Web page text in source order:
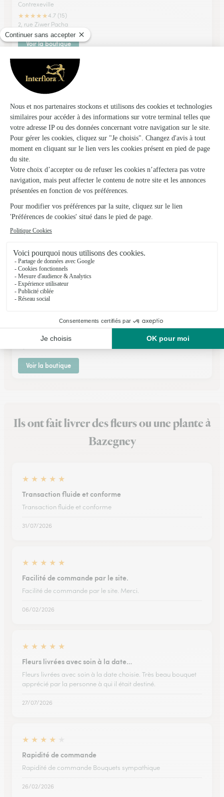
Contrexeville
★★★★★4.7 (15)
2, rue Ziwer Pacha
Voir la boutique
Un Brin D’folie
Arches
★ ★★
4.7 (60)
25 ter route de Remiremont
Voir la boutique
Chatenois
★★ 4.6 (58)
Voir la boutique
Ils ont fait livrer des fleurs ou une plante à
Bazegney
★ ★ ★ ★ ★
Transaction fluide et conforme
Transaction fluide et conforme
31/07/2026
★ ★ ★ ★ ★
Facilité de commande par le site.
Facilité de commande par le site. Merci.
06/02/2026
★ ★ ★ ★ ★
Fleurs livrées avec soin à la date…
Fleurs livrées avec soin à la date choisie. Très beau bouquet
apprécié par la personne à qui il était destiné.
27/07/2026
★ ★ ★ ★
Rapidité de commande
Rapidité de commande Bouquets sympathique
26/02/2026